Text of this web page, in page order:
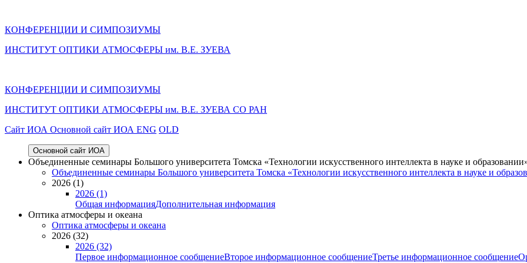
КОНФЕРЕНЦИИ И СИМПОЗИУМЫ
ИНСТИТУТ ОПТИКИ АТМОСФЕРЫ им. В.Е. ЗУЕВА
КОНФЕРЕНЦИИ И СИМПОЗИУМЫ
ИНСТИТУТ ОПТИКИ АТМОСФЕРЫ им. В.Е. ЗУЕВА СО РАН
Cайт ИОА Основной сайт ИОА ENG OLD
Основной сайт ИОА
Объединенные семинары Большого университета Томска «Технологии искусственного интеллекта в науке и
Объединенные семинары Большого университета Томска «Технологии искусственного интеллекта в науке и
2026 (1)
2026 (1)
Общая информацияДополнительная информация
Оптика атмосферы и океана
Оптика атмосферы и океана
2026 (32)
2026 (32)
Первое информационное сообщениеВторое информационное сообщениеТретье информационное сообщение